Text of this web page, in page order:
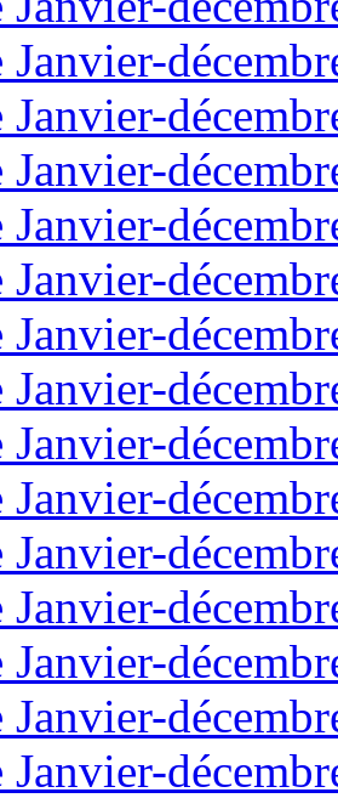
Janvier-
Janvier-
Janvier-
Janvier-
Janvier-
Janvier-
Janvier-
Janvier-
Janvier-
Janvier-
Janvier-
Janvier-
Janvier-
Janvier-